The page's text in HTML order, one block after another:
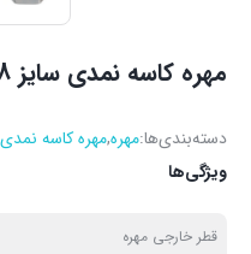
مهره کاسه نمدی سایز 18 (din985)
دسته‌بندی‌ها:مهره,مهره کاسه نمدی
ویژگی‌ها
قطر خارجی مهره